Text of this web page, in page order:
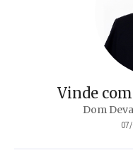
Vinde
Dom